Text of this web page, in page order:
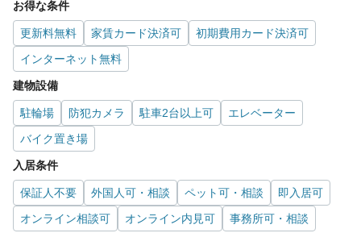
お得な条件
更新料無料 家賃カード決済可
初期費用カード決済可
インターネット無料
建物設備
駐輪場 防犯カメラ 駐車2台以上可
エレベーター
バイク置き場
入居条件
保証人不要 外国人可・相談 ペット可・相談
即入居可
オンライン相談可
オンライン内見可 事務所可・相談